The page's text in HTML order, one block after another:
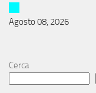
Agosto 08, 2026
Cerca